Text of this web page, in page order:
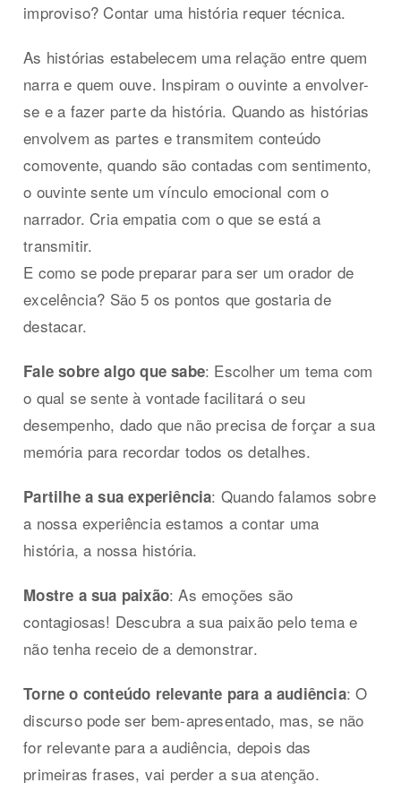
improviso? Contar uma história requer técnica.
As histórias estabelecem uma relação entre quem
narra e quem ouve. Inspiram o ouvinte a envolver-
se e a fazer parte da história. Quando as histórias
envolvem as partes e transmitem conteúdo
comovente, quando são contadas com sentimento,
o ouvinte sente um vínculo emocional com o
narrador. Cria empatia com o que se está a
transmitir.
E como se pode preparar para ser um orador de
excelência? São 5 os pontos que gostaria de
destacar.
Fale sobre algo que sabe: Escolher um tema com
o qual se sente à vontade facilitará o seu
desempenho, dado que não precisa de forçar a sua
memória para recordar todos os detalhes.
Partilhe a sua experiência: Quando falamos sobre
a nossa experiência estamos a contar uma
história, a nossa história.
Mostre a sua paixão: As emoções são
contagiosas! Descubra a sua paixão pelo tema e
não tenha receio de a demonstrar.
Torne o conteúdo relevante para a audiência: O
discurso pode ser bem-apresentado, mas, se não
for relevante para a audiência, depois das
primeiras frases, vai perder a sua atenção.